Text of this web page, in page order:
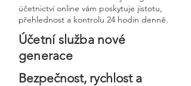
účetnictví online vám poskytuje jistotu,
přehlednost a kontrolu 24 hodin denně.
Účetní služba nové
generace
Bezpečnost, rychlost a